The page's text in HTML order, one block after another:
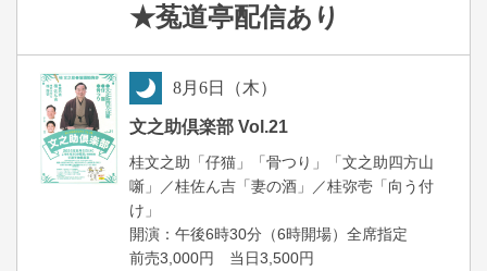
★菟道亭配信あり
8月6日（木）
文之助倶楽部 Vol.21
桂文之助「仔猫」「骨つり」「文之助四方山
噺」／桂佐ん吉「妻の酒」／桂弥壱「向う付
け」
開演：午後6時30分（6時開場）全席指定
前売3,000円 当日3,500円